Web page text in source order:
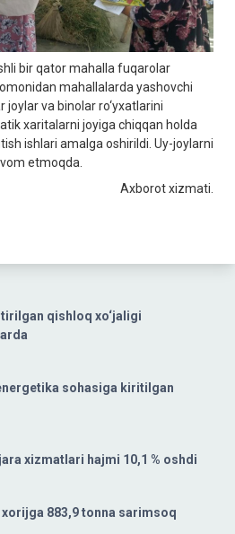
qishloq xo‘jaligi
sohasiga kiritilgan
xizmatlari hajmi 10,1 % oshdi
xorijga 883,9 tonna sarimsoq
bir qator mahalla fuqarolar
mahallalarda yashovchi
joylar va binolar ro‘yxatlarini
xaritalarni joyiga chiqqan holda
ishlari amalga oshirildi. Uy-joylarni
etmoqda.
xizmati.